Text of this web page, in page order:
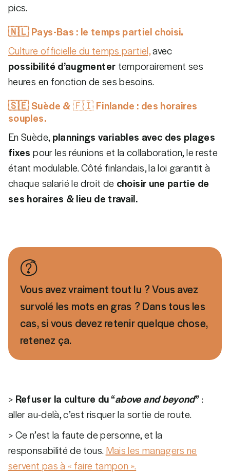
pics.
🇳🇱Pays-Bas : le temps partiel choisi.
Culture officielle du temps partiel,avec
possibilité d’augmenter temporairement ses
heures en fonction de ses besoins.
🇸🇪Suède & 🇫🇮 Finlande : des horaires
souples.
En Suède,plannings variables avec des plages
fixes pour les réunions et la collaboration, le reste
étant modulable. Côté finlandais, la loi garantit à
chaque salarié le droit de choisir une partie de
ses horaires & lieu de travail.
Vous avez vraiment tout lu ? Vous avez
survolé les mots en gras ? Dans tous les
cas, si vous devez retenir quelque chose,
retenez ça.
> Refuser la culture du “above and beyond” :
aller au-delà, c’est risquer la sortie de route.
> Ce n’est la faute de personne, et la
responsabilité de tous.Mais les managers ne
servent pas à « faire tampon ».